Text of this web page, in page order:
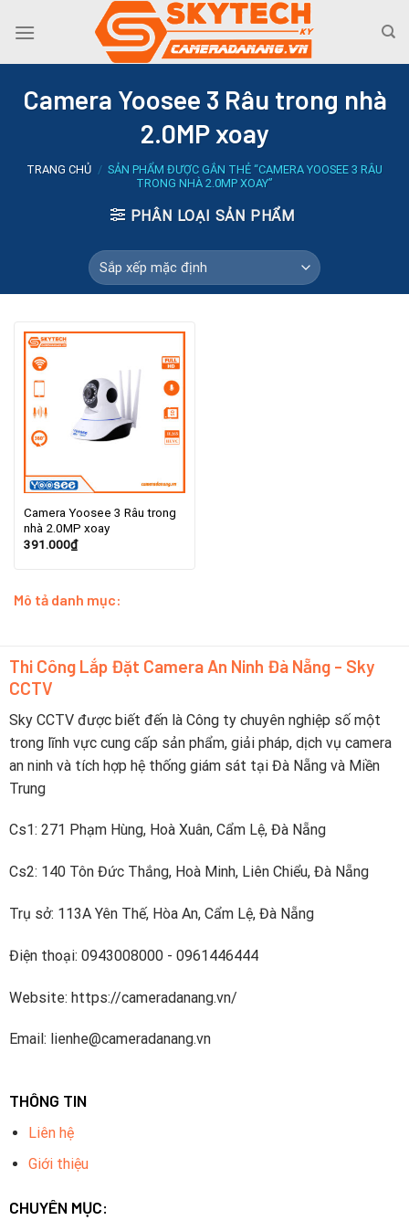
Camera Yoosee 3 Râu trong nhà
2.0MP xoay
TRANG CHỦ / SẢN PHẨM ĐƯỢC GẮN THẺ “CAMERA YOOSEE 3 RÂU
TRONG NHÀ 2.0MP XOAY”
PHÂN LOẠI SẢN PHẨM
Camera Yoosee 3 Râu trong
nhà 2.0MP xoay
391.000₫
Mô tả danh mục:
Thi Công Lắp Đặt Camera An Ninh Đà Nẵng - Sky
CCTV
Sky CCTV được biết đến là Công ty chuyên nghiệp số một
trong lĩnh vực cung cấp sản phẩm, giải pháp, dịch vụ camera
an ninh và tích hợp hệ thống giám sát tại Đà Nẵng và Miền
Trung
Cs1: 271 Phạm Hùng, Hoà Xuân, Cẩm Lệ, Đà Nẵng
Cs2: 140 Tôn Đức Thắng, Hoà Minh, Liên Chiểu, Đà Nẵng
Trụ sở: 113A Yên Thế, Hòa An, Cẩm Lệ, Đà Nẵng
Điện thoại: 0943008000 - 0961446444
Website: https://cameradanang.vn/
Email: lienhe@cameradanang.vn
THÔNG TIN
Liên hệ
Giới thiệu
CHUYÊN MỤC: